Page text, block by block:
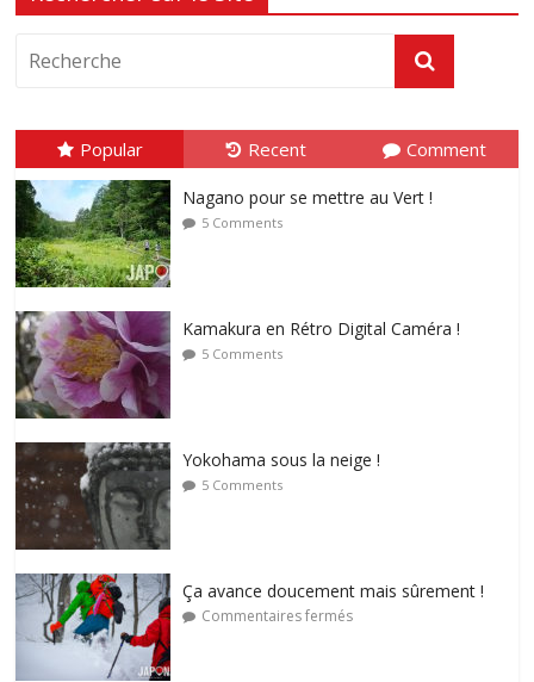
Popular Recent Comment
Nagano pour se mettre au Vert !
5 Comments
Kamakura en Rétro Digital Caméra !
5 Comments
Yokohama sous la neige !
5 Comments
Ça avance doucement mais sûrement !
Commentaires fermés